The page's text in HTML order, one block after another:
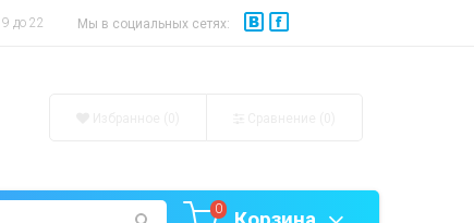
до 22 Мы в социальных сетях:
0